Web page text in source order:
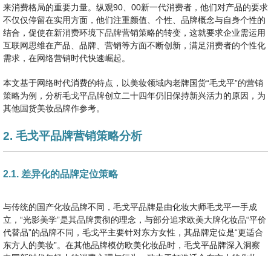
来消费格局的重要力量。纵观90、00新一代消费者，他们对产品的要求
不仅仅停留在实用方面，他们注重颜值、个性、品牌概念与自身个性的
结合，促使在新消费环境下品牌营销策略的转变，这就要求企业需运用
互联网思维在产品、品牌、营销等方面不断创新，满足消费者的个性化
需求，在网络营销时代快速崛起。
本文基于网络时代消费的特点，以美妆领域内老牌国货“毛戈平”的营销
策略为例，分析毛戈平品牌创立二十四年仍旧保持新兴活力的原因，为
其他国货美妆品牌作参考。
2. 毛戈平品牌营销策略分析
2.1. 差异化的品牌定位策略
与传统的国产化妆品牌不同，毛戈平品牌是由化妆大师毛戈平一手成
立，“光影美学”是其品牌贯彻的理念，与部分追求欧美大牌化妆品“平价
代替品”的品牌不同，毛戈平主要针对东方女性，其品牌定位是“更适合
东方人的美妆”。在其他品牌模仿欧美化妆品时，毛戈平品牌深入洞察